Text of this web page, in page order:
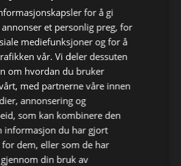
livsbejaende komedie med mye
kjærlighet oppstår, og
tas. Det er en historie
sent å gjøre endringer i livet.
for å gi
et personlig preg, for
mediefunksjoner og for å
vår. Vi deler dessuten
om hvordan du bruker
med partnerne våre innen
annonsering og
som kan kombinere den
informasjon du har gjort
dem, eller som de har
din bruk av